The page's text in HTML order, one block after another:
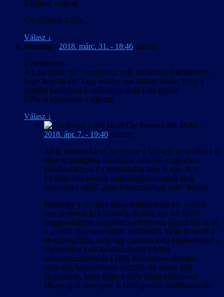
Kíváncsi vagyok.
Üdvözlettel: Zabla
Válasz ↓
Hexarius - 2018. márc. 31. - 18:46 szerint:
Üdvözletem!
A Lost alpha “új” verziójához való fordításról érdeklődnék,
hogy hogyan áll? Vagy esetleg van valami módja, hogy a
régebbi fordítással is működjön az új Lost alpha?
Előre is köszönöm a választ!
Válasz ↓
The Sweet Little 16-bit -
2018. ápr. 7. - 19:40 szerint:
Az új változat kicsit átrendezte a fájlokat, de továbbra is
lehet az eddigihez hasonlóan működő magyarítást
készíteni hozzá. Ez technikailag kész is van, de a
v1.4002-höz készült magyarításcsomagból az új
szerkezetet elérni „nem felhasználónak való” feladat.
Minthogy a részletes hibajelentésünkből kb. semmit
sem javítottak ki a készítők, és még egy-két újabb
meggondolatlan rongálást is elkövettek (gondolok itt pl.
a „valódi fegyverneveket” tartalmazó, lazán lecserélt 1
db szövegfájlra, mely egy csapásra teszi értelmetlenné a
fegyverekre való hivatkozásokat a teljes
szövegkészletben és a játék fórumaiban, minden
nyelven), helyesebbnek érezzük, ha adunk időt
Dezóéknak, hogy végre a játék eddig méltatlanul
elhanyagolt szövegére is kellő gondot fordíthassanak.